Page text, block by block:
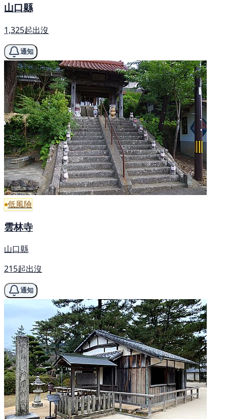
山口縣
1,325起出沒
通知
低風險
雲林寺
山口縣
215起出沒
通知